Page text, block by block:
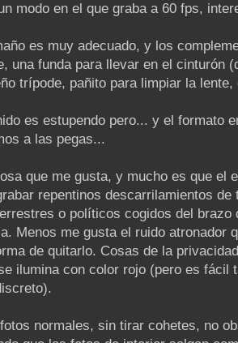
modo en el que graba a 60 fps,
es muy adecuado, y los
una funda para llevar en el cinturón
trípode, pañito para limpiar la
es estupendo pero... y el formato
a las pegas...
que me gusta, y mucho es que el
repentinos descarrilamientos de
o políticos cogidos del brazo
Menos me gusta el ruido atronador
de quitarlo. Cosas de la
ilumina con color rojo (pero es fácil
normales, sin tirar cohetes, no